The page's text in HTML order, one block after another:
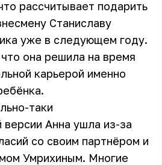
рассчитывает подарить
Станиславу
уже в следующем году.
она решила на время
карьерой именно
таки
версии Анна ушла из-за
со своим партнёром и
Умрихиным. Многие